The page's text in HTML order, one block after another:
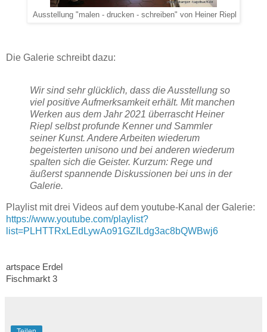
Ausstellung "malen - drucken - schreiben" von Heiner Riepl
Die Galerie schreibt dazu:
Wir sind sehr glücklich, dass die Ausstellung so
viel positive Aufmerksamkeit erhält. Mit manchen
Werken aus dem Jahr 2021 überrascht Heiner
Riepl selbst profunde Kenner und Sammler
seiner Kunst. Andere Arbeiten wiederum
begeisterten unisono und bei anderen wiederum
spalten sich die Geister. Kurzum: Rege und
äußerst spannende Diskussionen bei uns in der
Galerie.
Playlist mit drei Videos auf dem youtube-Kanal der Galerie:
https://www.youtube.com/playlist?
list=PLHTTRxLEdLywAo91GZILdg3ac8bQWBwj6
artspace Erdel
Fischmarkt 3